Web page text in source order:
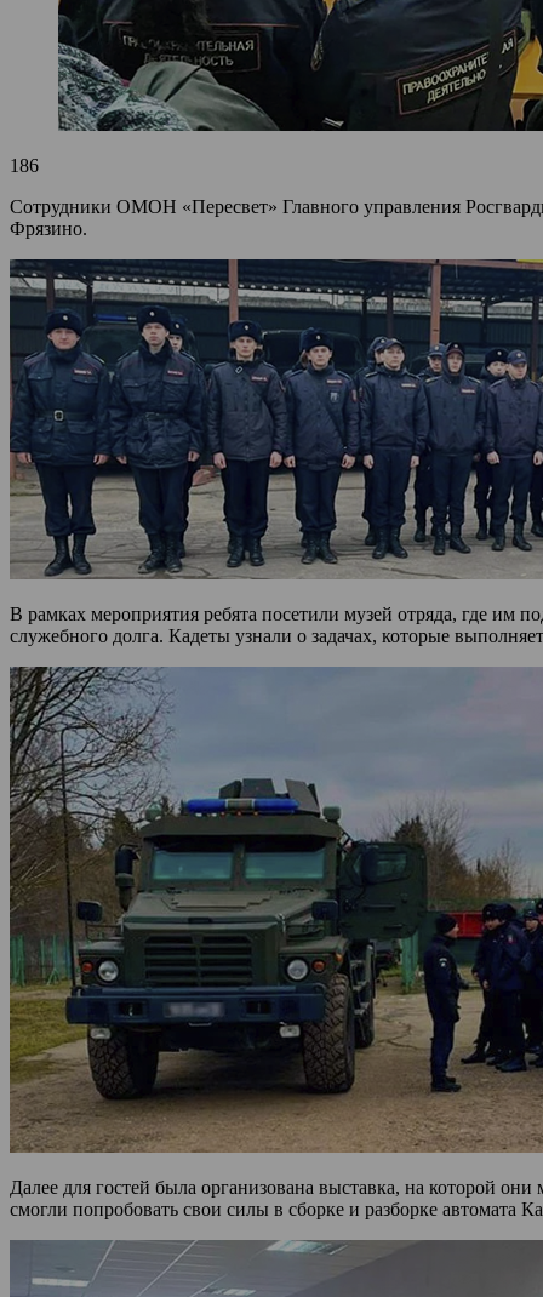
186
Сотрудники ОМОН «Пересвет» Главного управления
Фрязино.
В рамках мероприятия ребята посетили музей отряда, где им
служебного долга. Кадеты узнали о задачах, которые
Далее для гостей была организована выставка, на которой
смогли попробовать свои силы в сборке и разборке